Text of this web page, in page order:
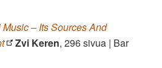
– Its Sources And
Zvi Keren, 296 sivua | Bar